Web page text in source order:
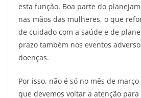
esta função. Boa parte do
nas mãos das mulheres, o que
de cuidado com a saúde e de
prazo também nos eventos
doenças.
Por isso, não é só no mês de
que devemos voltar a atenção